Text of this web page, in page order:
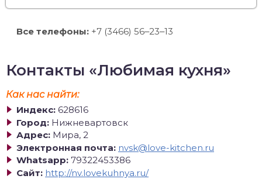
Все телефоны: +7 (3466) 56‒23‒13
Контакты «Любимая кухня»
Как нас найти:
Индекс: 628616
Город: Нижневартовск
Адрес: Мира, 2
Электронная почта: nvsk@love-kitchen.ru
Whatsapp: 79322453386
Сайт: http://nv.lovekuhnya.ru/